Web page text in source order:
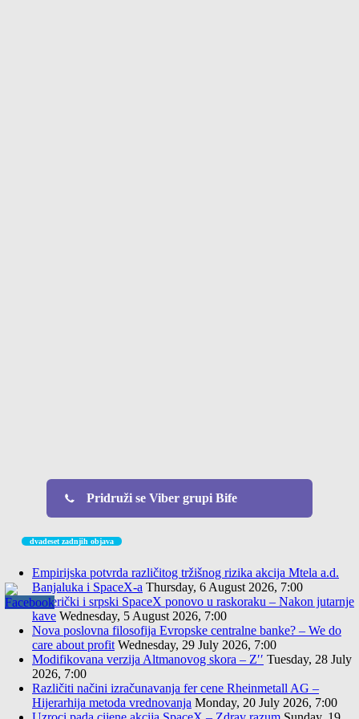
Pridruži se Viber grupi Bife
dvadeset zadnjih objava
Empirijska potvrda različitog tržišnog rizika akcija Mtela a.d.
Banjaluka i SpaceX-a Thursday, 6 August 2026, 7:00
Američki i srpski SpaceX ponovo u raskoraku – Nakon jutarnje
kave Wednesday, 5 August 2026, 7:00
Nova poslovna filosofija Evropske centralne banke? – We do
care about profit Wednesday, 29 July 2026, 7:00
Modifikovana verzija Altmanovog skora – Z′′ Tuesday, 28 July
2026, 7:00
Različiti načini izračunavanja fer cene Rheinmetall AG –
Hijerarhija metoda vrednovanja Monday, 20 July 2026, 7:00